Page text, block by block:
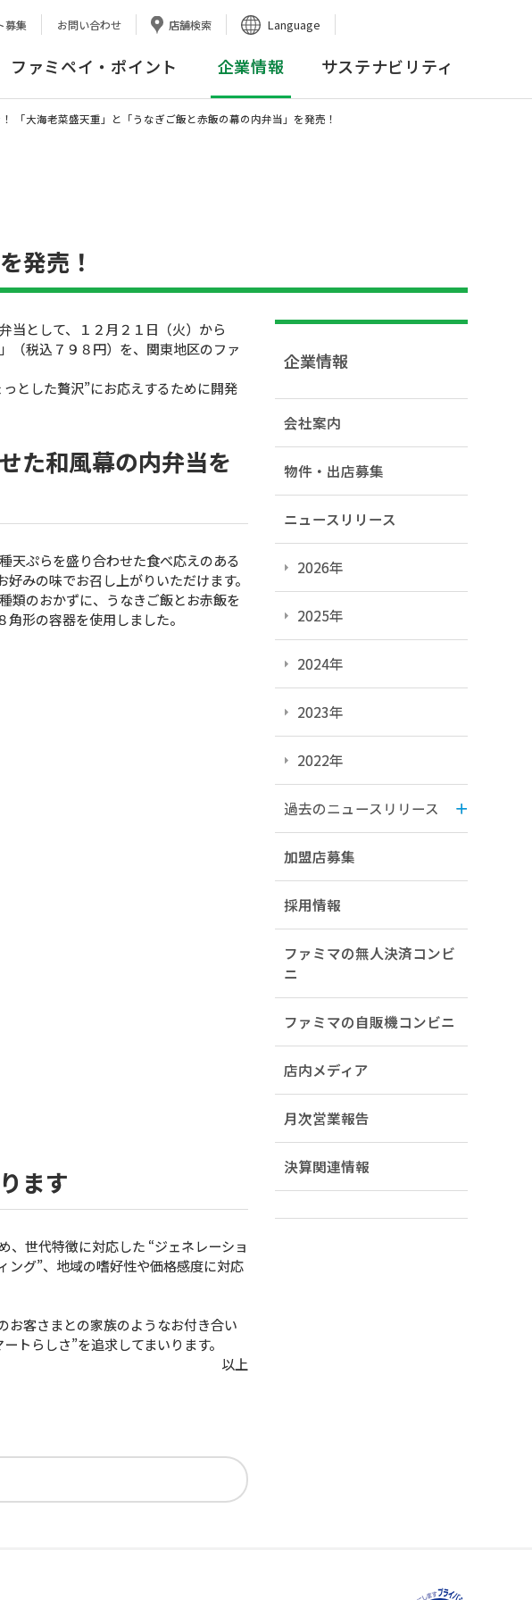
募集 お問い合わせ 店舗検索 Language
ファミペイ・ポイント 企業情報 サステナビリティ
「大海老菜盛天重」と「うなぎご飯と赤飯の幕の内弁当」を発売！
発売！
当として、１２月２１日（火）から
（税込７９８円）を、関東地区のファ
とした贅沢”にお応えするために開発
た和風幕の内弁当を
天ぷらを盛り合わせた食べ応えのある
みの味でお召し上がりいただけます。
類のおかずに、うなきご飯とお赤飯を
形の容器を使用しました。
ます
、世代特徴に対応した “ジェネレーショ
ング”、地域の嗜好性や価格感度に対応
お客さまとの家族のようなお付き合い
トらしさ”を追求してまいります。
以上
企業情報
会社案内
物件・出店募集
ニュースリリース
2026年
2025年
2024年
2023年
2022年
過去のニュースリリース
加盟店募集
採用情報
ファミマの無人決済コンビ
ニ
ファミマの自販機コンビニ
店内メディア
月次営業報告
決算関連情報